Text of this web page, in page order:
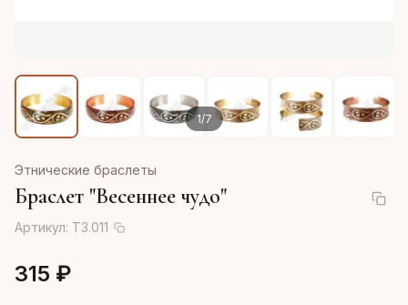
1/7
Этнические браслеты
Браслет "Весеннее чудо"
Артикул: Т3.011
315 ₽